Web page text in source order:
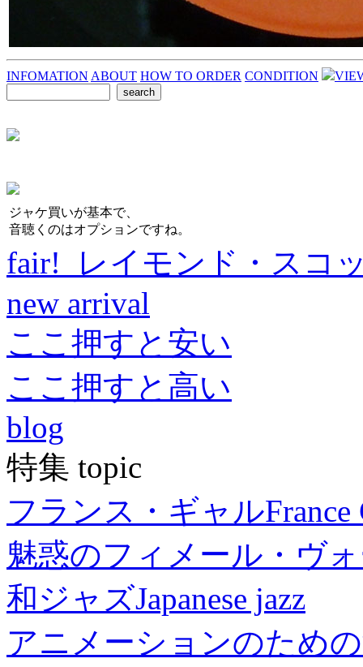
INFOMATION ABOUT HOW TO ORDER CONDITION
ジャケ買いが基本で、
音聴くのはオプションですね。
fair! レイモンド・スコ
new arrival
ここ押すと安い
ここ押すと高い
blog
特集 topic
フランス・ギャルFrance
魅惑のフィメール・ヴ
和ジャズJapanese jazz
アニメーションのため